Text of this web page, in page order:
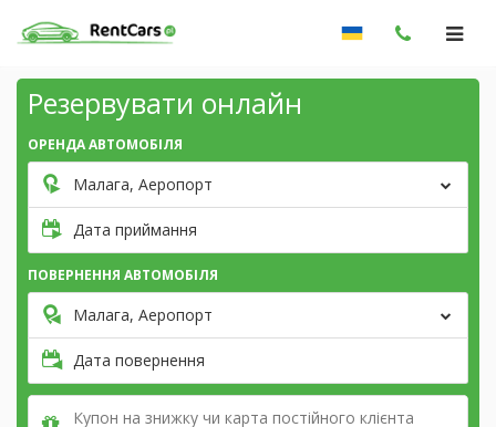
Резервувати онлайн
ОРЕНДА АВТОМОБІЛЯ
Малага, Аеропорт
Дата приймання
ПОВЕРНЕННЯ АВТОМОБІЛЯ
Малага, Аеропорт
Дата повернення